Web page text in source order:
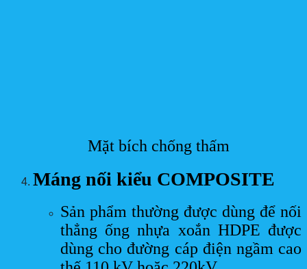
Mặt bích chống thấm
Máng nối kiểu COMPOSITE
Sản phẩm thường được dùng để nối
thẳng ống nhựa xoắn HDPE được
dùng cho đường cáp điện ngầm cao